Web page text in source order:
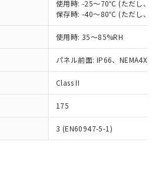
使用時: -25～70℃ (ただし、氷
保存時: -40～80℃ (ただし、氷
使用時: 35～85%RH
パネル前面: IP66、NEMA4X,
Class II
175
3 (EN60947-5-1)
状況および標準価格はお客
先、またはお客様担当のオ
機器販売店・当社販売員に
御機器販売店や当社販売拠
売ネットワーク
」をご確認
よび標準価格結果を当社の
なく第三者に漏洩または開
うお願いします。
機能（部品リスト作成サー
、フタル酸ビス(2-エチルヘキシ
1000ppm以下、フタル酸ブチ
1000ppm以下、フタル酸ジブチル
下、フタル酸ジイソブチル
産業用監視および制御機器に対する
替え状況などにより、予定
PBDEs(ポリ臭化ジフェニルエーテ
ル) : 1000ppm、 DIBP(フタル酸ジ
、 BBP(フタル酸ブチルベンジ
(2-エチルヘキシル)) : 1000ppm
用期限
（10物質）のすべてが基
使用状況下において有害物
貨物を破棄する場合は、完
るなど、違法に輸出されな
な手段を講じます。
製品を、核兵器、ミサイ
器、生物兵器またはその他
これらの製造装置等に一切
ません。
社製品を第三者に販売する
記1、2および3の内容を当
通知します。また当社は、
び販売に係わる関係者が違
数以上の在庫あり
数には満たないが在庫あり
なし(最新の在庫状況につ
客様担当のオムロン制御
売店・当社販売員にご確
産機種、また在庫状況の